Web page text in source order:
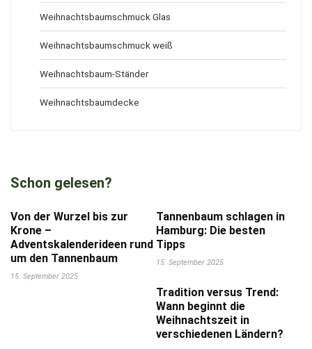
Weihnachtsbaumschmuck Glas
Weihnachtsbaumschmuck weiß
Weihnachtsbaum-Ständer
Weihnachtsbaumdecke
Schon gelesen?
Von der Wurzel bis zur
Krone –
Adventskalenderideen rund
um den Tannenbaum
15. September 2025
Tannenbaum schlagen in
Hamburg: Die besten
Tipps
15. September 2025
Tradition versus Trend:
Wann beginnt die
Weihnachtszeit in
verschiedenen Ländern?